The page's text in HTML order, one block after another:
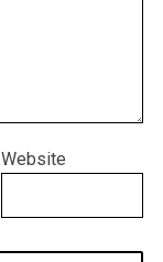
Website